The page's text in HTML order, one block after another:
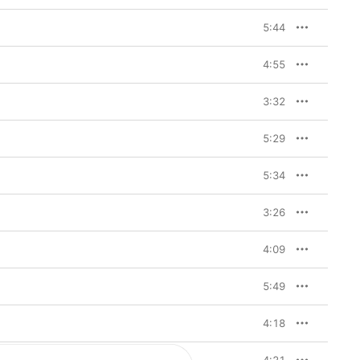
5:44
4:55
3:32
5:29
5:34
3:26
4:09
5:49
4:18